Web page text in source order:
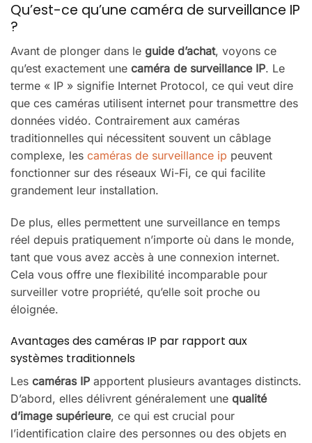
Qu’est-ce qu’une caméra de surveillance IP
?
Avant de plonger dans le guide d’achat, voyons ce
qu’est exactement une caméra de surveillance IP. Le
terme « IP » signifie Internet Protocol, ce qui veut dire
que ces caméras utilisent internet pour transmettre des
données vidéo. Contrairement aux caméras
traditionnelles qui nécessitent souvent un câblage
complexe, les caméras de surveillance ip peuvent
fonctionner sur des réseaux Wi-Fi, ce qui facilite
grandement leur installation.
De plus, elles permettent une surveillance en temps
réel depuis pratiquement n’importe où dans le monde,
tant que vous avez accès à une connexion internet.
Cela vous offre une flexibilité incomparable pour
surveiller votre propriété, qu’elle soit proche ou
éloignée.
Avantages des caméras IP par rapport aux
systèmes traditionnels
Les caméras IP apportent plusieurs avantages distincts.
D’abord, elles délivrent généralement une qualité
d’image supérieure, ce qui est crucial pour
l’identification claire des personnes ou des objets en